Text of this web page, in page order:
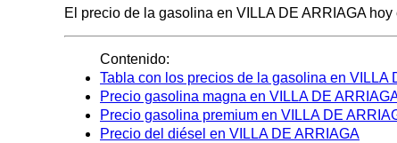
El precio de la gasolina en VILLA DE ARRIAGA
Contenido:
Tabla con los precios de la gasolina en VILLA
Precio gasolina magna en VILLA DE
Precio gasolina premium en VILLA DE
Precio del diésel en VILLA DE ARRIAGA